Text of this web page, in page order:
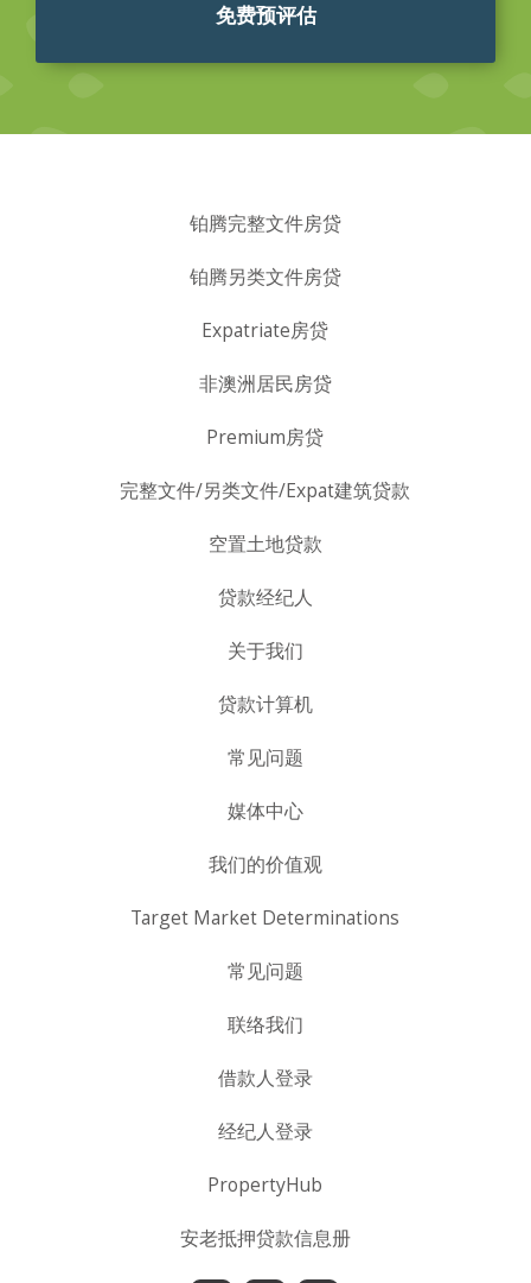
免费预评估
铂腾完整文件房贷
铂腾另类文件房贷
Expatriate房贷
非澳洲居民房贷
Premium房贷
完整文件/另类文件/Expat建筑贷款
空置土地贷款
贷款经纪人
关于我们
贷款计算机
常见问题
媒体中心
我们的价值观
Target Market Determinations
常见问题
联络我们
借款人登录
经纪人登录
PropertyHub
安老抵押贷款信息册